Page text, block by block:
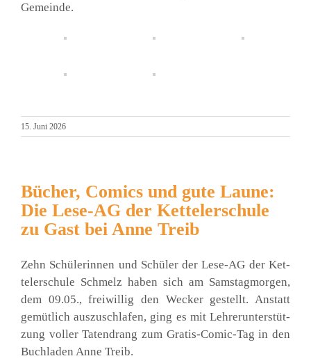
Gemein­de.
15. Juni 2026
Bücher, Comics und gute Laune:
Die Lese-AG der Kettelerschule
zu Gast bei Anne Treib
Zehn Schü­le­rin­nen und Schü­ler der Lese-AG der Ket­
tel­er­schu­le Schmelz haben sich am Sams­tag­mor­gen,
dem 09.05., frei­wil­lig den Wecker gestellt. Anstatt
gemüt­lich aus­zu­schla­fen, ging es mit Leh­rer­un­ter­stüt­
zung vol­ler Taten­drang zum Gra­tis-Comic-Tag in den
Buch­la­den Anne Treib.